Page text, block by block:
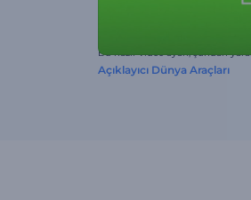
Bu hazır video ayarı, şundan
Açıklayıcı Dünya Araçları